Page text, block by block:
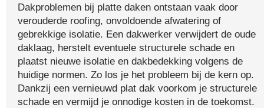
Dakproblemen bij platte daken ontstaan vaak door
verouderde roofing, onvoldoende afwatering of
gebrekkige isolatie. Een dakwerker verwijdert de oude
daklaag, herstelt eventuele structurele schade en
plaatst nieuwe isolatie en dakbedekking volgens de
huidige normen. Zo los je het probleem bij de kern op.
Dankzij een vernieuwd plat dak voorkom je structurele
schade en vermijd je onnodige kosten in de toekomst.